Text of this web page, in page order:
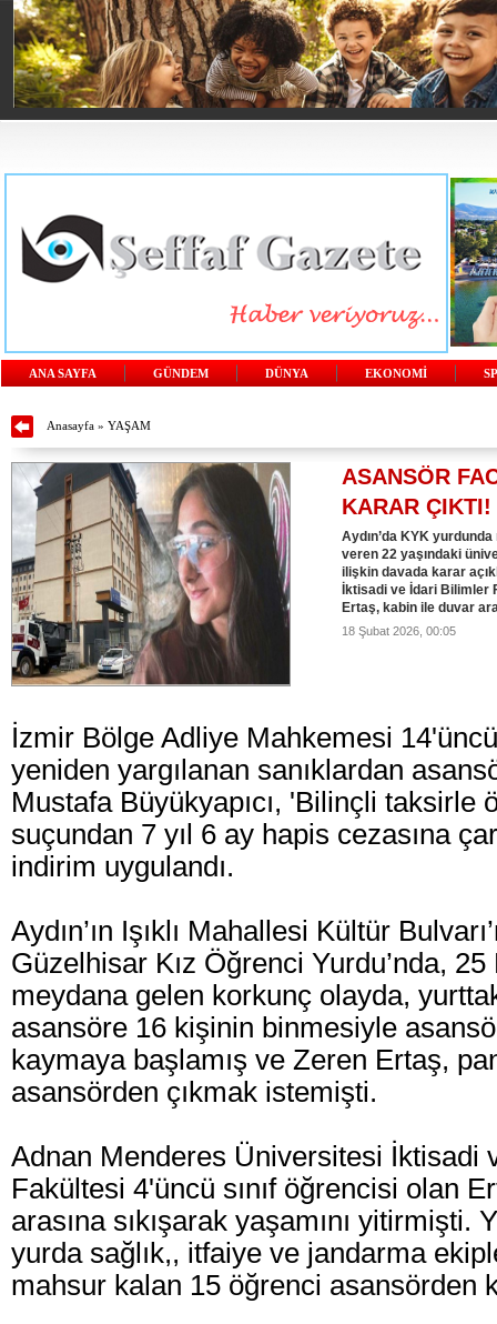
ANA SAYFA GÜNDEM DÜNYA EKONOMİ
Anasayfa » YAŞAM
ASANSÖR
KARAR ÇIKTI!
Aydın’da KYK
veren 22 yaşındaki
ilişkin davada karar
İktisadi ve İdari Bilimler
Ertaş, kabin ile duvar
18 Şubat 2026, 00:05
İzmir Bölge Adliye Mahkemesi
yeniden yargılanan sanıklardan
Mustafa Büyükyapıcı, 'Bilinçli taksirle
suçundan 7 yıl 6 ay hapis cezasına
indirim uygulandı.
Aydın’ın Işıklı Mahallesi Kültür
Güzelhisar Kız Öğrenci Yurdu’nda,
meydana gelen korkunç olayda,
asansöre 16 kişinin binmesiyle
kaymaya başlamış ve Zeren Ertaş,
asansörden çıkmak istemişti.
Adnan Menderes Üniversitesi İktisadi
Fakültesi 4'üncü sınıf öğrencisi olan
arasına sıkışarak yaşamını yitirmişti.
yurda sağlık,, itfaiye ve jandarma
mahsur kalan 15 öğrenci asansörden